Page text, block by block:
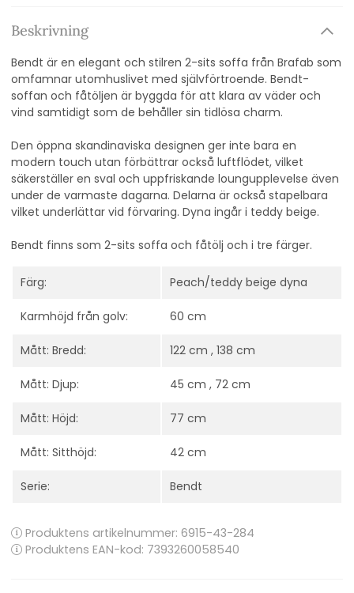
Beskrivning
Bendt är en elegant och stilren 2-sits soffa från Brafab som
omfamnar utomhuslivet med självförtroende. Bendt-
soffan och fåtöljen är byggda för att klara av väder och
vind samtidigt som de behåller sin tidlösa charm.
Den öppna skandinaviska designen ger inte bara en
modern touch utan förbättrar också luftflödet, vilket
säkerställer en sval och uppfriskande loungupplevelse även
under de varmaste dagarna. Delarna är också stapelbara
vilket underlättar vid förvaring. Dyna ingår i teddy beige.
Bendt finns som 2-sits soffa och fåtölj och i tre färger.
Färg: Peach/teddy beige dyna
Karmhöjd från golv: 60 cm
Mått: Bredd: 122 cm , 138 cm
Mått: Djup: 45 cm , 72 cm
Mått: Höjd: 77 cm
Mått: Sitthöjd: 42 cm
Serie: Bendt
Produktens artikelnummer: 6915-43-284
Produktens EAN-kod: 7393260058540